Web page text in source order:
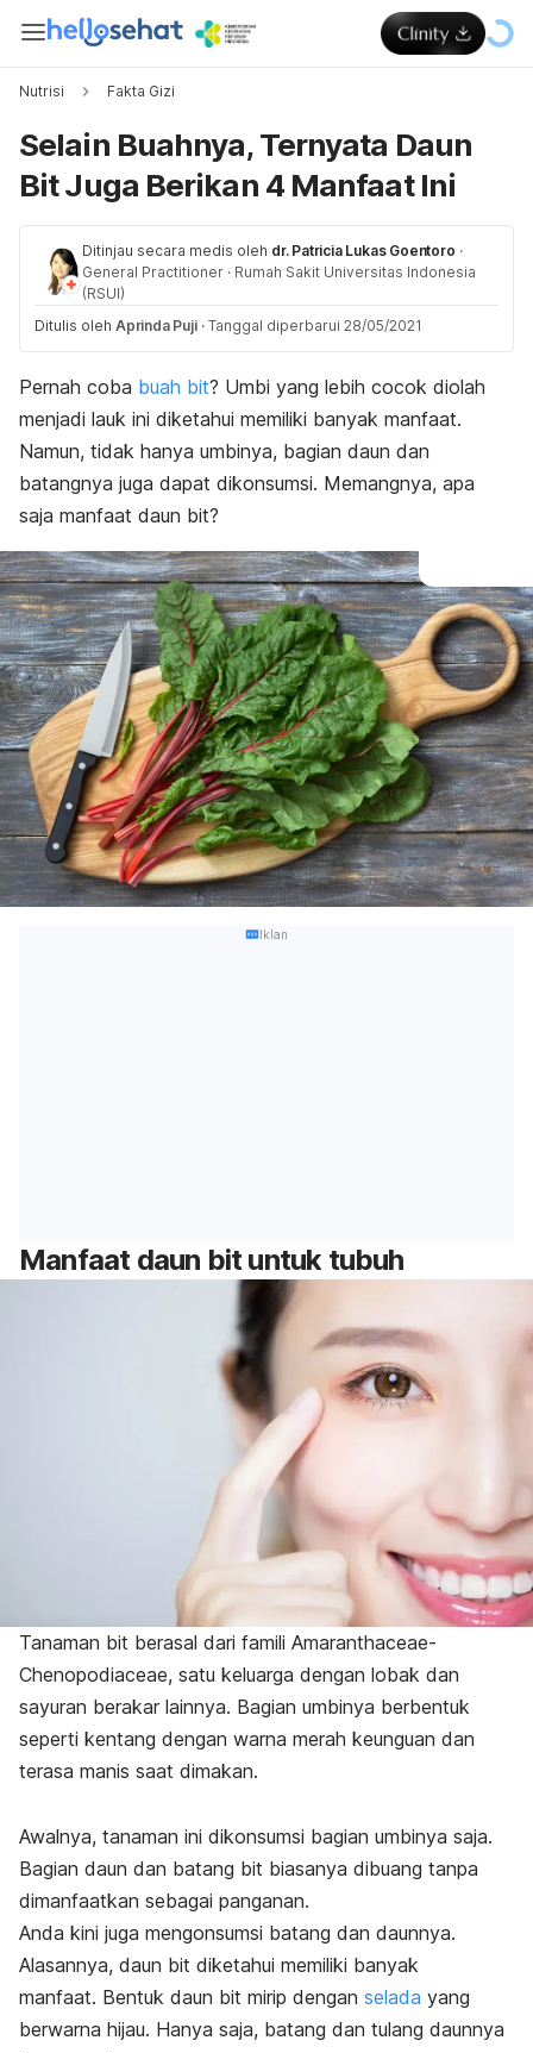
Nutrisi Fakta Gizi
Selain Buahnya, Ternyata Daun
Bit Juga Berikan 4 Manfaat Ini
Ditinjau secara medis oleh dr. Patricia Lukas Goentoro ·
General Practitioner · Rumah Sakit Universitas Indonesia
(RSUI)
Ditulis oleh Aprinda Puji · Tanggal diperbarui 28/05/2021
Pernah coba buah bit? Umbi yang lebih cocok diolah
menjadi lauk ini diketahui memiliki banyak manfaat.
Namun, tidak hanya umbinya, bagian daun dan
batangnya juga dapat dikonsumsi. Memangnya, apa
saja manfaat daun bit?
Iklan
Manfaat daun bit untuk tubuh
Tanaman bit berasal dari famili Amaranthaceae-
Chenopodiaceae, satu keluarga dengan lobak dan
sayuran berakar lainnya. Bagian umbinya berbentuk
seperti kentang dengan warna merah keunguan dan
terasa manis saat dimakan.
Awalnya, tanaman ini dikonsumsi bagian umbinya saja.
Bagian daun dan batang bit biasanya dibuang tanpa
dimanfaatkan sebagai panganan.
Anda kini juga mengonsumsi batang dan daunnya.
Alasannya, daun bit diketahui memiliki banyak
manfaat. Bentuk daun bit mirip dengan selada yang
berwarna hijau. Hanya saja, batang dan tulang daunnya